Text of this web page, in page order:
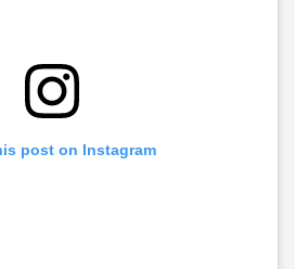
post on Instagram